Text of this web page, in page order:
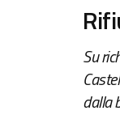
Su
dalla